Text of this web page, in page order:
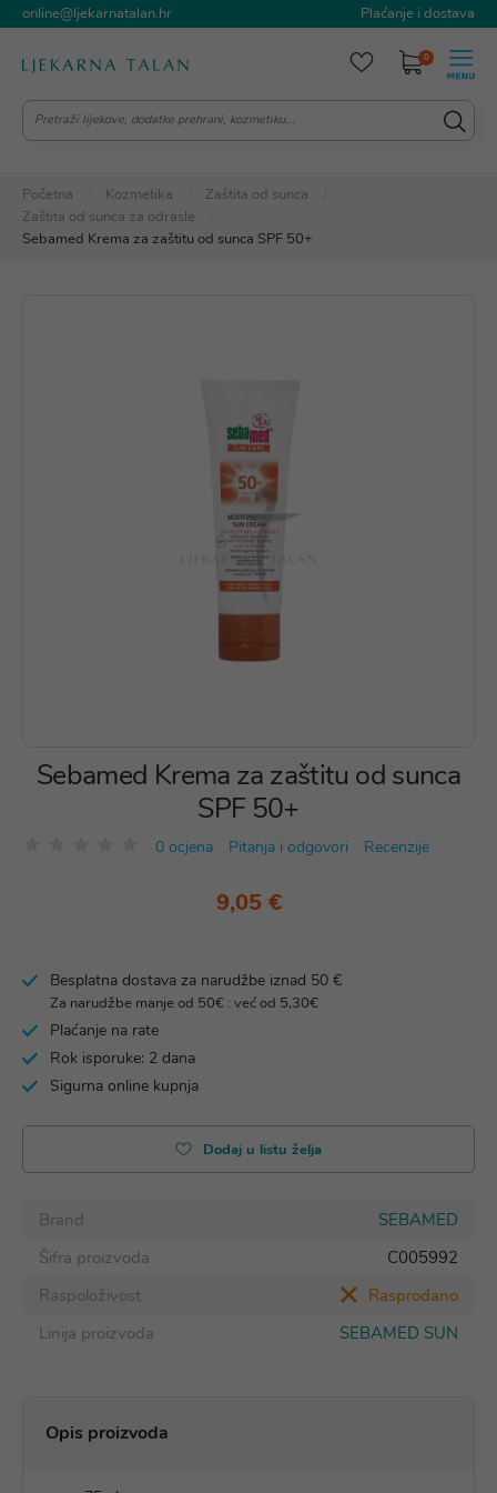
online@ljekarnatalan.hr Plaćanje i dostava
0
Početna Kozmetika
Zaštita od sunca
Zaštita od sunca za odrasle
Sebamed Krema za zaštitu od sunca SPF 50+
Sebamed Krema za zaštitu od sunca
SPF 50+
0 ocjena Pitanja i odgovori Recenzije
9,05 €
Besplatna dostava za narudžbe iznad 50 €
Za narudžbe manje od 50€ : već od 5,30€
Plaćanje na rate
Rok isporuke: 2 dana
Sigurna online kupnja
Dodaj u listu želja
Brand
SEBAMED
Šifra proizvoda
C005992
Raspoloživost
Rasprodano
Linija proizvoda
SEBAMED SUN
Opis proizvoda